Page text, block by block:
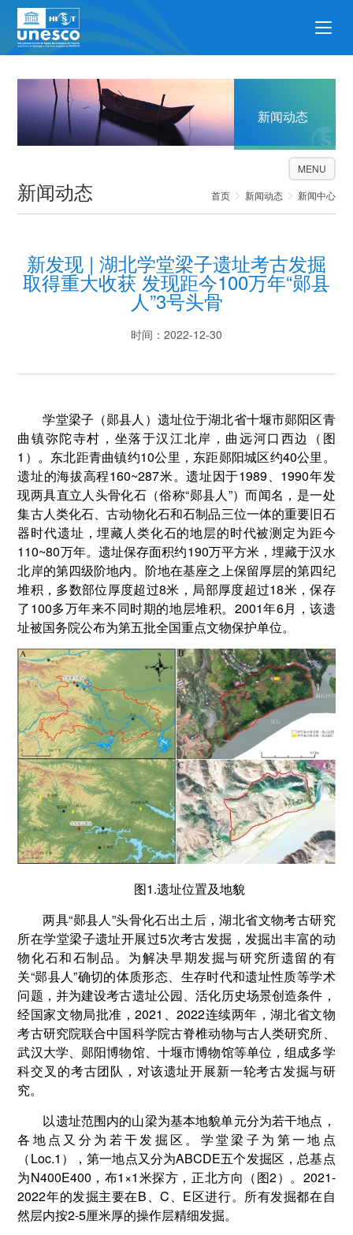
新闻动态
新闻动态 首页 新闻动态 新闻中心
MENU
新发现 | 湖北学堂梁子遗址考古发掘
取得重大收获 发现距今100万年“郧县
人”3号头骨
时间：2022-12-30
学堂梁子（郧县人）遗址位于湖北省十堰市郧阳区青
曲镇弥陀寺村，坐落于汉江北岸，曲远河口西边（图
1）。东北距青曲镇约10公里，东距郧阳城区约40公里。
遗址的海拔高程160~287米。遗址因于1989、1990年发
现两具直立人头骨化石（俗称“郧县人”）而闻名，是一处
集古人类化石、古动物化石和石制品三位一体的重要旧石
器时代遗址，埋藏人类化石的地层的时代被测定为距今
110~80万年。遗址保存面积约190万平方米，埋藏于汉水
北岸的第四级阶地内。阶地在基座之上保留厚层的第四纪
堆积，多数部位厚度超过8米，局部厚度超过18米，保存
了100多万年来不同时期的地层堆积。2001年6月，该遗
址被国务院公布为第五批全国重点文物保护单位。
图1.遗址位置及地貌
两具“郧县人”头骨化石出土后，湖北省文物考古研究
所在学堂梁子遗址开展过5次考古发掘，发掘出丰富的动
物化石和石制品。为解决早期发掘与研究所遗留的有
关“郧县人”确切的体质形态、生存时代和遗址性质等学术
问题，并为建设考古遗址公园、活化历史场景创造条件，
经国家文物局批准，2021、2022连续两年，湖北省文物
考古研究院联合中国科学院古脊椎动物与古人类研究所、
武汉大学、郧阳博物馆、十堰市博物馆等单位，组成多学
科交叉的考古团队，对该遗址开展新一轮考古发掘与研
究。
以遗址范围内的山梁为基本地貌单元分为若干地点，
各地点又分为若干发掘区。学堂梁子为第一地点
（Loc.1），第一地点又分为ABCDE五个发掘区，总基点
为N400E400，布1×1米探方，正北方向（图2）。2021-
2022年的发掘主要在B、C、E区进行。所有发掘都在自
然层内按2-5厘米厚的操作层精细发掘。